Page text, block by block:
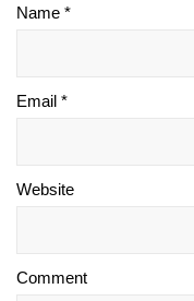
Name *
Email *
Website
Comment